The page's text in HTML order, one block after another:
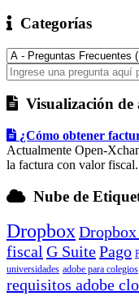
Categorías
Visualización de
¿Cómo obtener
Actualmente Open-
la factura con valor
Nube de
DropboxDropbox
fiscal G SuitePago
universidades adobe para colegios
requisitos adobe